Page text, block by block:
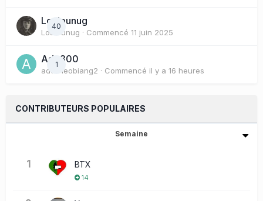
40
Loulounug
Loulounug · Commencé 11 juin 2025
1
Ade300
adelineobiang2 · Commencé il y a 16 heures
CONTRIBUTEURS POPULAIRES
Semaine
1 BTX
14